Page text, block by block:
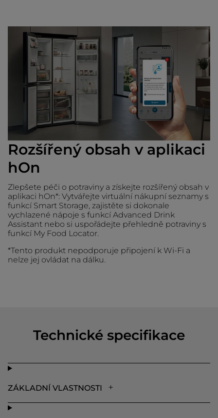
Rozšířený obsah v aplikaci
hOn
Zlepšete péči o potraviny a získejte rozšířený obsah v
aplikaci hOn*: Vytvářejte virtuální nákupní seznamy s
funkcí Smart Storage, zajistěte si dokonale
vychlazené nápoje s funkcí Advanced Drink
Assistant nebo si uspořádejte přehledně potraviny s
funkcí My Food Locator.
*Tento produkt nepodporuje připojení k Wi-Fi a
nelze jej ovládat na dálku.
Technické specifikace
ZÁKLADNÍ VLASTNOSTI